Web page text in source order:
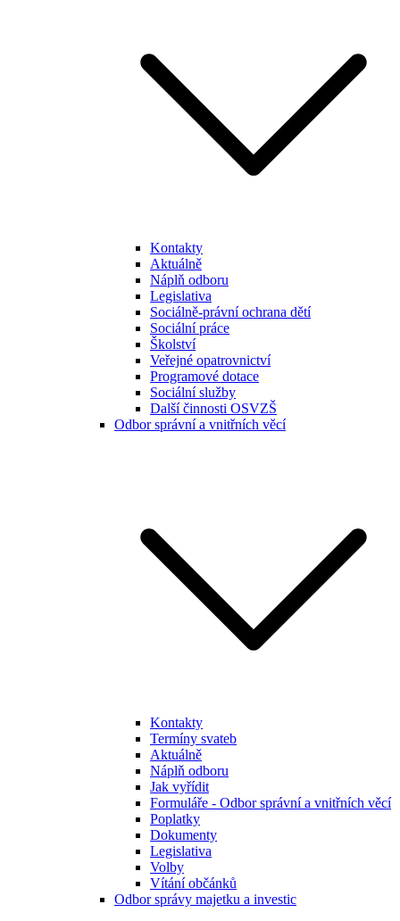
Kontakty
Aktuálně
Náplň odboru
Legislativa
Sociálně-právní ochrana dětí
Sociální práce
Školství
Veřejné opatrovnictví
Programové dotace
Sociální služby
Další činnosti OSVZŠ
Odbor správní a vnitřních věcí
Kontakty
Termíny svateb
Aktuálně
Náplň odboru
Jak vyřídit
Formuláře - Odbor správní a vnitřních věcí
Poplatky
Dokumenty
Legislativa
Volby
Vítání občánků
Odbor správy majetku a investic